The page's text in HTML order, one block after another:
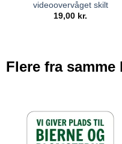
videoovervåget skilt
19,00 kr.
Flere fra samme